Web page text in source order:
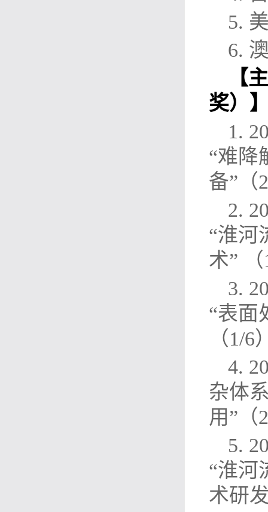
5.
6.
【
奖）
1.
“难降
备”（
2.
“淮河
术”
3.
“表面
（1/6
4.
杂体
用”（
5.
“淮河
术研